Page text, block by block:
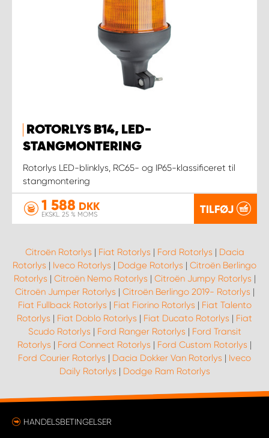
ROTORLYS B14, LED-
STANGMONTERING
Rotorlys LED-blinklys, RC65- og IP65-klassificeret til
stangmontering
1 588 DKK
EKSKL. 25 % MOMS TILFØJ
Citroën Rotorlys | Fiat Rotorlys | Ford Rotorlys | Dacia
Rotorlys | Iveco Rotorlys | Dodge Rotorlys | Citroën Berlingo
Rotorlys | Citroën Nemo Rotorlys | Citroën Jumpy Rotorlys |
Citroën Jumper Rotorlys | Citroën Berlingo 2019- Rotorlys |
Fiat Fullback Rotorlys | Fiat Fiorino Rotorlys | Fiat Talento
Rotorlys | Fiat Doblo Rotorlys | Fiat Ducato Rotorlys | Fiat
Scudo Rotorlys | Ford Ranger Rotorlys | Ford Transit
Rotorlys | Ford Connect Rotorlys | Ford Custom Rotorlys |
Ford Courier Rotorlys | Dacia Dokker Van Rotorlys | Iveco
Daily Rotorlys | Dodge Ram Rotorlys
HANDELSBETINGELSER